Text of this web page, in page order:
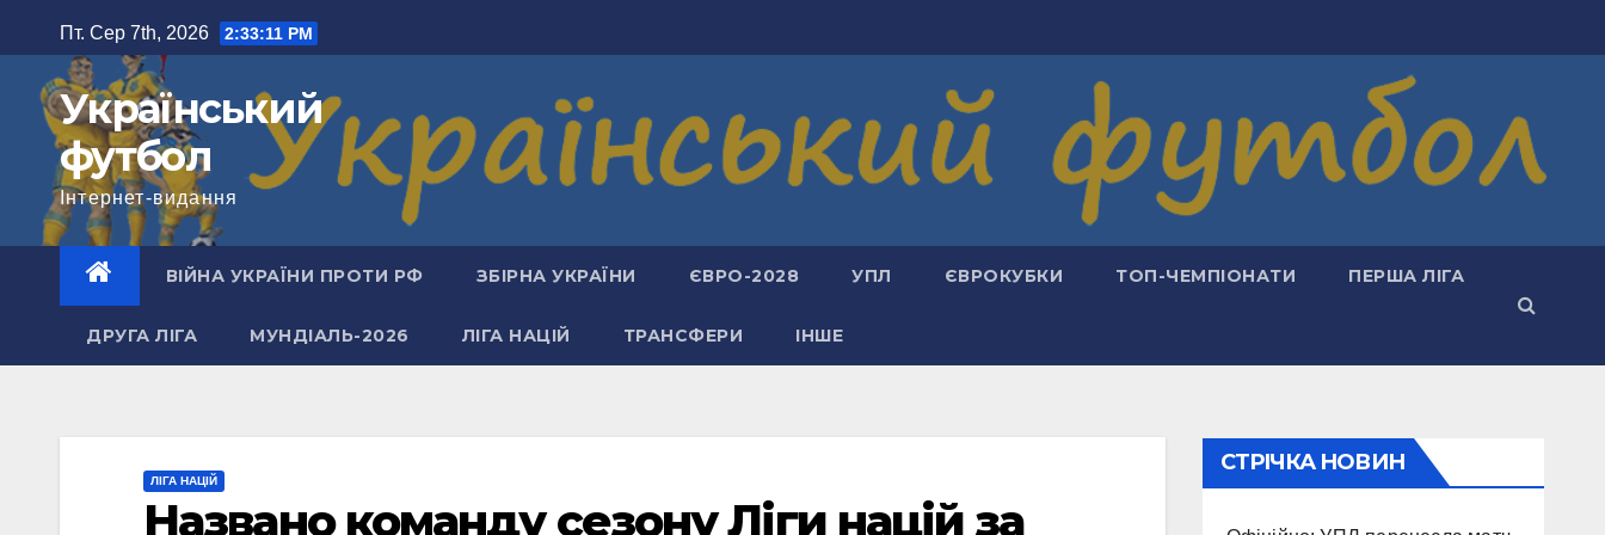
до
вмісту
Пт. Сер 7th, 2026 2:33:12 PM
Український
футбол
Інтернет-видання
ВІЙНА УКРАЇНИ ПРОТИ РФ ЗБІРНА УКРАЇНИ ЄВРО-2028 УПЛ ЄВРОКУБКИ ТОП-ЧЕМПІОНАТИ ПЕРША ЛІГА
ДРУГА ЛІГА МУНДІАЛЬ-2026 ЛІГА НАЦІЙ ТРАНСФЕРИ ІНШЕ
ЛІГА НАЦІЙ
Названо команду сезону Ліги націй за
СТРІЧКА НОВИН